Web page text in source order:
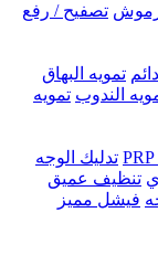
تصفيح / رفع
تمويه البهاق
الندوب تمويه
تدليك الوجه
تنظيف عميق
فيشل مميز